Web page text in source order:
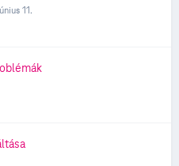
11.